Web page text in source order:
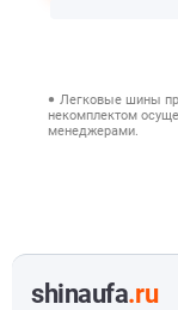
Легковые шины
некомплектом
менеджерами.
shinaufa.ru